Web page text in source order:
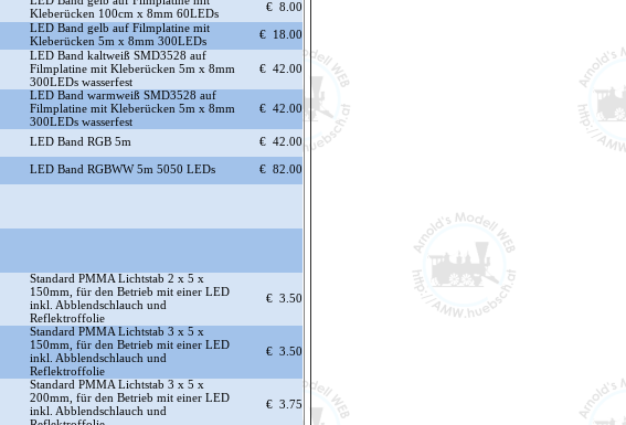
Kleberücken 100cm x 8mm 60LEDs
€ 8.00
LED Band gelb auf Filmplatine mit
Kleberücken 5m x 8mm 300LEDs
€ 18.00
LED Band kaltweiß SMD3528 auf
Filmplatine mit Kleberücken 5m x 8mm
300LEDs wasserfest
€ 42.00
LED Band warmweiß SMD3528 auf
Filmplatine mit Kleberücken 5m x 8mm
300LEDs wasserfest
€ 42.00
LED Band RGB 5m € 42.00
LED Band RGBWW 5m 5050 LEDs € 82.00
Standard PMMA Lichtstab 2 x 5 x
150mm, für den Betrieb mit einer LED
inkl. Abblendschlauch und
Reflektroffolie
€ 3.50
Standard PMMA Lichtstab 3 x 5 x
150mm, für den Betrieb mit einer LED
inkl. Abblendschlauch und
Reflektroffolie
€ 3.50
Standard PMMA Lichtstab 3 x 5 x
200mm, für den Betrieb mit einer LED
inkl. Abblendschlauch und
€ 3.75